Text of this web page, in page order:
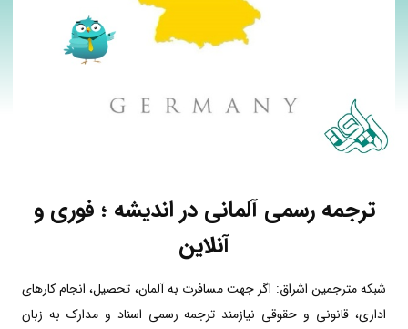
ترجمه رسمی آلمانی در اندیشه ؛ فوری و
آنلاین
شبکه مترجمین اشراق: اگر جهت مسافرت به آلمان، تحصیل، انجام کارهای
اداری، قانونی و حقوقی نیازمند ترجمه رسمی اسناد و مدارک به زبان